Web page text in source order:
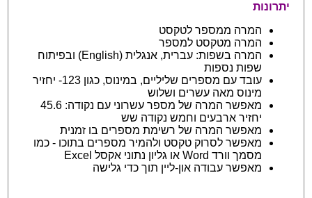
יתרונות
המרה ממספר לטקסט
המרה מטקסט למספר
המרה בשפות: עברית, אנגלית (English) ובפיתוח
שפות נספות
עובד עם מספרים שליליים, במינוס, כגון 123- יחזיר
מינוס מאה עשרים ושלוש
מאפשר המרה של מספר עשרוני עם נקודה: 45.6
יחזיר ארבעים וחמש נקודה שש
מאפשר המרה של רשימת מספרים בו זמנית
מאפשר לסרוק טקסט ולהמיר מספרים בתוכו - כמו
מסמך וורד Word או גליון נתוני אקסל Excel
מאפשר עבודה און-ליין תוך כדי גלישה